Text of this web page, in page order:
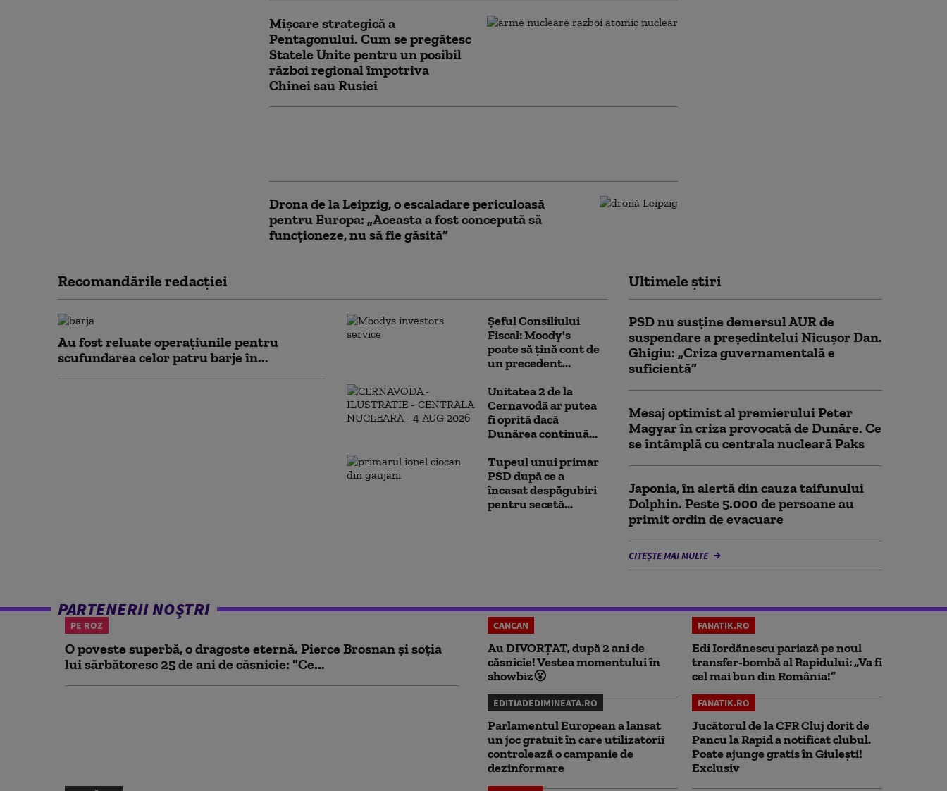
Mișcare strategică a
Pentagonului. Cum se pregătesc
Statele Unite pentru un posibil
război regional împotriva
Chinei sau Rusiei
Drona de la Leipzig, o escaladare periculoasă
pentru Europa: „Aceasta a fost concepută să
funcționeze, nu să fie găsită”
Recomandările redacţiei
Au fost reluate operațiunile pentru
scufundarea celor patru barje în...
Șeful Consiliului
Fiscal: Moody's
poate să țină cont de
un precedent...
Unitatea 2 de la
Cernavodă ar putea
fi oprită dacă
Dunărea continuă...
Tupeul unui primar
PSD după ce a
încasat despăgubiri
pentru secetă...
Ultimele știri
PSD nu susține demersul AUR de
suspendare a președintelui Nicușor Dan.
Ghigiu: „Criza guvernamentală e
suficientă”
Mesaj optimist al premierului Peter
Magyar în criza provocată de Dunăre. Ce
se întâmplă cu centrala nucleară Paks
Japonia, în alertă din cauza taifunului
Dolphin. Peste 5.000 de persoane au
primit ordin de evacuare
CITEȘTE MAI MULTE
PARTENERII NOȘTRI
PE ROZ
O poveste superbă, o dragoste eternă. Pierce Brosnan și soția
lui sărbătoresc 25 de ani de căsnicie: "Ce...
CANCAN
Au DIVORȚAT, după 2 ani de
căsnicie! Vestea momentului în
showbiz😮
FANATIK.RO
Edi Iordănescu pariază pe noul
transfer-bombă al Rapidului: „Va fi
cel mai bun din România!”
EDITIADEDIMINEATA.RO
Parlamentul European a lansat
un joc gratuit în care utilizatorii
controlează o campanie de
dezinformare
FANATIK.RO
Jucătorul de la CFR Cluj dorit de
Pancu la Rapid a notificat clubul.
Poate ajunge gratis în Giulești!
Exclusiv